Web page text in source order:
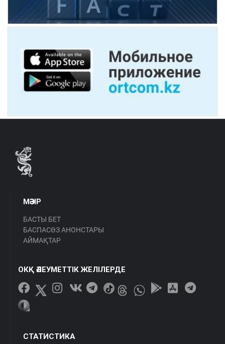
МӘЗІР
БАСТЫ БЕТ
БАСПАСӨЗ АНОНСТАРЫ
АЙМАҚТАР
ОКҚ ӘЛЕУМЕТТІК ЖЕЛІЛЕРДЕ
СТАТИСТИКА